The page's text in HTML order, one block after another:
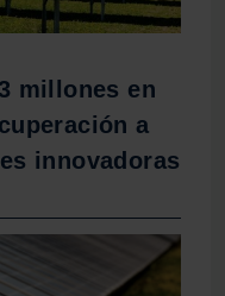
millones en
a
innovadoras